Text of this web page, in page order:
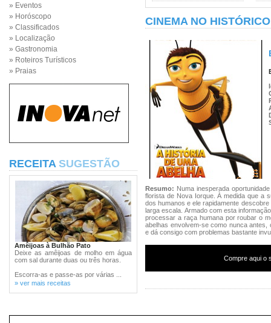
» Eventos
» Horóscopo
» Classificados
» Localização
» Gastronomia
» Roteiros Turísticos
» Praias
RECEITA SUGESTÃO
Amêijoas à Bulhão Pato
Deixe as amêijoas de molho em água
com sal durante duas ou três horas.
Escorra-as e passe-as por várias ...
» ver mais receitas
CINEMA NO HISTÓRICO
Resumo: Numa inesperada
florista de Nova Iorque. À medida que a
dos humanos e ele rapidamente
larga escala. Armado com esta
processar a raça humana por roubar o
abelhas envolvem-se como nunca antes,
e dá consigo com problemas bastante
Compre aqui o